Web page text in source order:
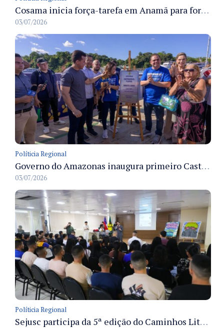
Cosama inicia força-tarefa em Anamã para fortalecer abastecimento de água e segurança hídrica da população
03/07/2026
Políticia Regional
Governo do Amazonas inaugura primeiro Castramóvel Fluvial para atendimento veterinário às comunidades ribeirinhas e castração gratuita
03/07/2026
Políticia Regional
Sejusc participa da 5ª edição do Caminhos Literários com foco na cultura hip-hop nas unidades socioeducativas